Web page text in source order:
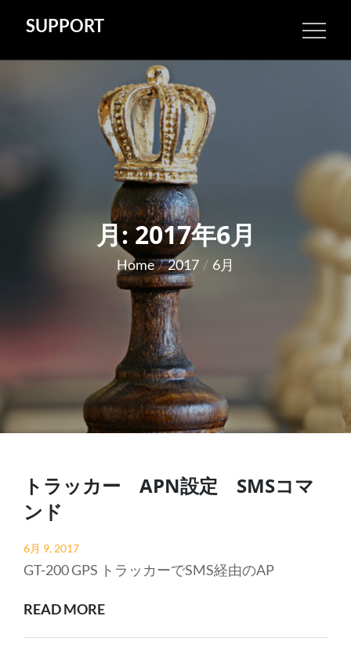
content
SUPPORT
月:2017年6月
Home 2017 6月
トラッカー APN設定 SMSコマ
ンド
Posted
on
6月 9, 2017
GT-200 GPS トラッカーでSMS経由のAP
READ MOREト